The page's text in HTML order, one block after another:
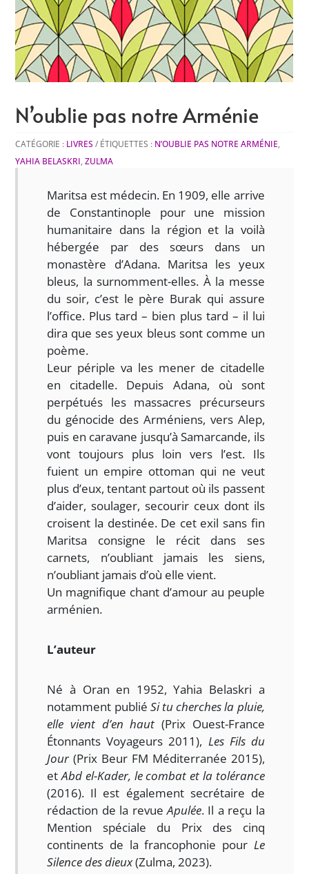
N’oublie pas notre Arménie
CATÉGORIE : LIVRES ÉTIQUETTES : N’OUBLIE PAS NOTRE ARMÉNIE,
YAHIA BELASKRI,ZULMA
Maritsa est médecin. En 1909, elle arrive
de Constantinople pour une mission
humanitaire dans la région et la voilà
hébergée par des sœurs dans un
monastère d’Adana. Maritsa les yeux
bleus, la surnomment-elles. À la messe
du soir, c’est le père Burak qui assure
l’office. Plus tard – bien plus tard – il lui
dira que ses yeux bleus sont comme un
poème.
Leur périple va les mener de citadelle
en citadelle. Depuis Adana, où sont
perpétués les massacres précurseurs
du génocide des Arméniens, vers Alep,
puis en caravane jusqu’à Samarcande, ils
vont toujours plus loin vers l’est. Ils
fuient un empire ottoman qui ne veut
plus d’eux, tentant partout où ils passent
d’aider, soulager, secourir ceux dont ils
croisent la destinée. De cet exil sans fin
Maritsa consigne le récit dans ses
carnets, n’oubliant jamais les siens,
n’oubliant jamais d’où elle vient.
Un magnifique chant d’amour au peuple
arménien.
L’auteur
Né à Oran en 1952, Yahia Belaskri a
notamment publié Si tu cherches la pluie,
elle vient d’en haut (Prix Ouest-France
Étonnants Voyageurs 2011), Les Fils du
Jour(Prix Beur FM Méditerranée 2015),
etAbd el-Kader, le combat et la tolérance
(2016). Il est également secrétaire de
rédaction de la revueApulée. Il a reçu la
Mention spéciale du Prix des cinq
continents de la francophonie pour Le
Silence des dieux(Zulma, 2023).